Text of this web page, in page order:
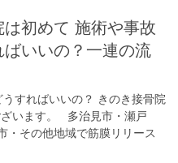
は初めて 施術や事故
いいの？一連の流
すればいいの？ きのき接骨院
います。 多治見市・瀬戸
・その他地域で筋膜リリース